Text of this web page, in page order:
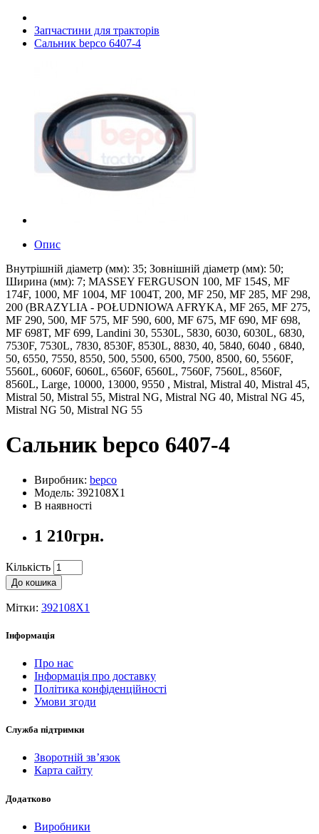
Запчастини для тракторів
Сальник bepco 6407-4
Опис
Внутрішній діаметр (мм): 35; Зовнішній діаметр (мм): 50;
Ширина (мм): 7; MASSEY FERGUSON 100, MF 154S, MF
174F, 1000, MF 1004, MF 1004T, 200, MF 250, MF 285, MF 298,
200 (BRAZYLIA - POŁUDNIOWA AFRYKA, MF 265, MF 275,
MF 290, 500, MF 575, MF 590, 600, MF 675, MF 690, MF 698,
MF 698T, MF 699, Landini 30, 5530L, 5830, 6030, 6030L, 6830,
7530F, 7530L, 7830, 8530F, 8530L, 8830, 40, 5840, 6040 , 6840,
50, 6550, 7550, 8550, 500, 5500, 6500, 7500, 8500, 60, 5560F,
5560L, 6060F, 6060L, 6560F, 6560L, 7560F, 7560L, 8560F,
8560L, Large, 10000, 13000, 9550 , Mistral, Mistral 40, Mistral 45,
Mistral 50, Mistral 55, Mistral NG, Mistral NG 40, Mistral NG 45,
Mistral NG 50, Mistral NG 55
Сальник bepco 6407-4
Виробник: bepco
Модель: 392108X1
В наявності
1 210грн.
Кількість
До кошика
Мітки: 392108X1
Інформація
Про нас
Інформація про доставку
Політика конфіденційності
Умови згоди
Служба підтримки
Зворотній зв’язок
Карта сайту
Додатково
Виробники